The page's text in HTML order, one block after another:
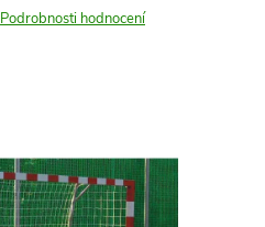
Podrobnosti hodnocení